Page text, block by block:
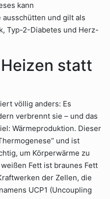
kann
und gilt als
Typ-2-Diabetes und Herz-
statt
völlig anders: Es
verbrennt sie – und das
Wärmeproduktion. Dieser
und ist
um Körperwärme zu
Fett ist braunes Fett
der Zellen, die
UCP1 (Uncoupling